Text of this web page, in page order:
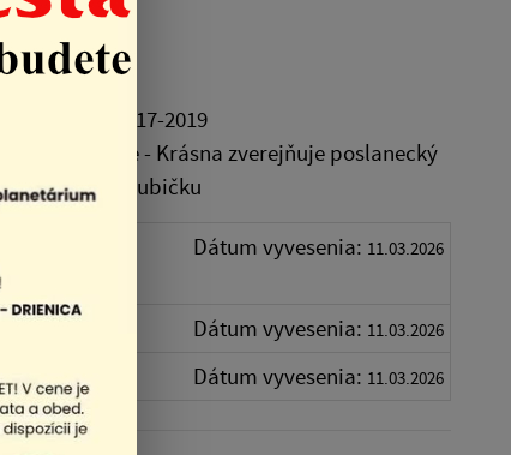
na roky 2017-2019
časť Košice - Krásna zverejňuje poslanecký
Ing. Jána Kubičku
Dátum vyvesenia: 11.03.2026
Dátum vyvesenia: 11.03.2026
Dátum vyvesenia: 11.03.2026